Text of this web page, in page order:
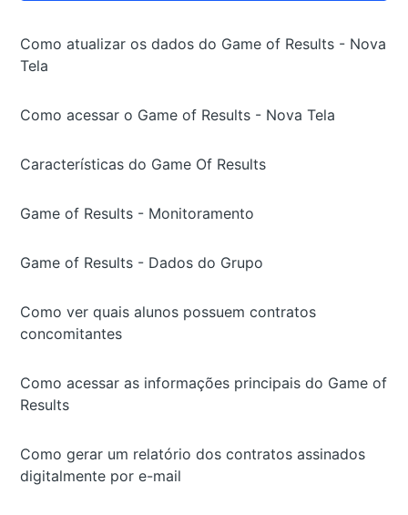
Como atualizar os dados do Game of Results - Nova
Tela
Como acessar o Game of Results - Nova Tela
Características do Game Of Results
Game of Results - Monitoramento
Game of Results - Dados do Grupo
Como ver quais alunos possuem contratos
concomitantes
Como acessar as informações principais do Game of
Results
Como gerar um relatório dos contratos assinados
digitalmente por e-mail